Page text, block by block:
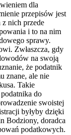
dla
przepisów jest
nich przede
i to na nim
sprawy.
Zwłaszcza, gdy
na swoją
że podatnik
znane, ale nie
Takie
do
swoistej
byłyby dzięki
Bodziony, doradca
podatkowych.